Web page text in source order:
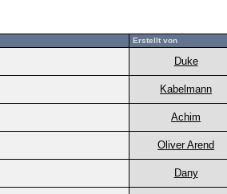
Erstellt von
Duke
Kabelmann
Achim
Oliver Arend
Dany